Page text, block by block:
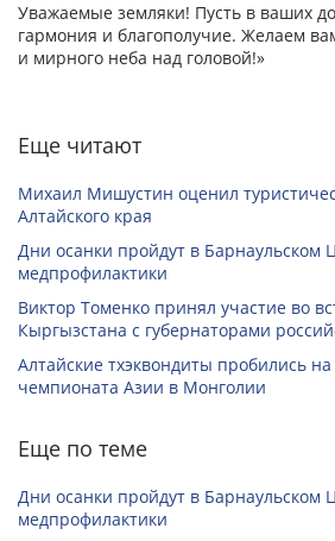
Уважаемые земляки! Пусть в ваших
гармония и благополучие. Желаем
и мирного неба над головой!»
Еще читают
Михаил Мишустин оценил
Алтайского края
Дни осанки пройдут в Барнаульском
медпрофилактики
Виктор Томенко принял участие во
Кыргызстана с губернаторами
Алтайские тхэквондиты пробились на
чемпионата Азии в Монголии
Еще по теме
Дни осанки пройдут в Барнаульском
медпрофилактики